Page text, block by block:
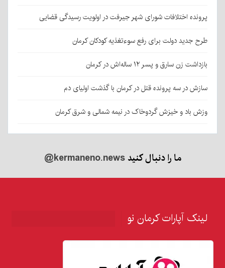
پرونده اختلافات شورای شهر جیرفت در اولویت رسیدگی قضایی
طرح جدید دولت برای رفع سوءتغذیه کودکان کرمان
بازداشت زن سارق و پسر ۱۲ ساله‌اش در کرمان
سازش در سه پرونده قتل در کرمان با گذشت اولیای دم
وزش باد و خیزش گردوخاک در نیمه شمالی و شرق کرمان
ما را دنبال کنید@kermaneno.news
لینک آپارات کرمان نو